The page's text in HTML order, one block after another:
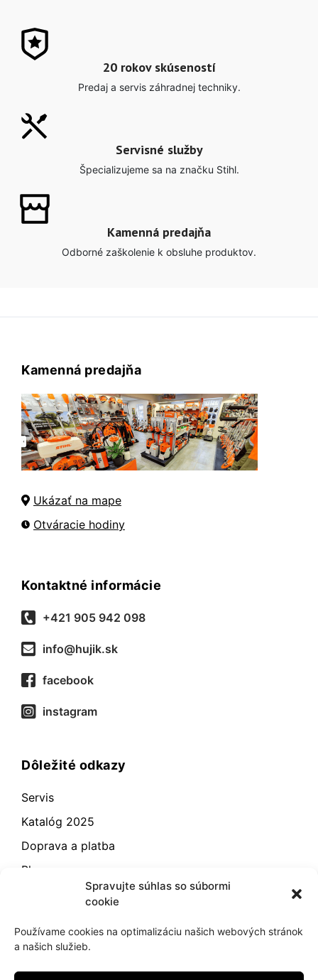
Spravujte súhlas so súbormi
cookie
Používame cookies na optimalizáciu našich webových stránok
a našich služieb.
20 rokov skúseností
Predaj a servis záhradnej techniky.
Servisné služby
Špecializujeme sa na značku Stihl.
Kamenná predajňa
Odborné zaškolenie k obsluhe produktov.
Kamenná predajňa
Ukázať na mape
Otváracie hodiny
Kontaktné informácie
+421 905 942 098
info@hujik.sk
facebook
instagram
Dôležité odkazy
Servis
Katalóg 2025
Doprava a platba
Blog
Odstúpenie od zmluvy